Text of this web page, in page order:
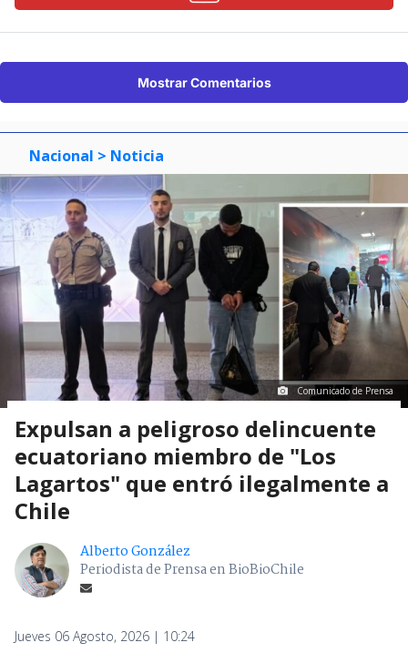
Mostrar Comentarios
Nacional > Noticia
Comunicado de Prensa
Expulsan a peligroso delincuente
ecuatoriano miembro de "Los
Lagartos" que entró ilegalmente a
Chile
Alberto González
Periodista de Prensa en BioBioChile
Jueves 06 Agosto, 2026 | 10:24